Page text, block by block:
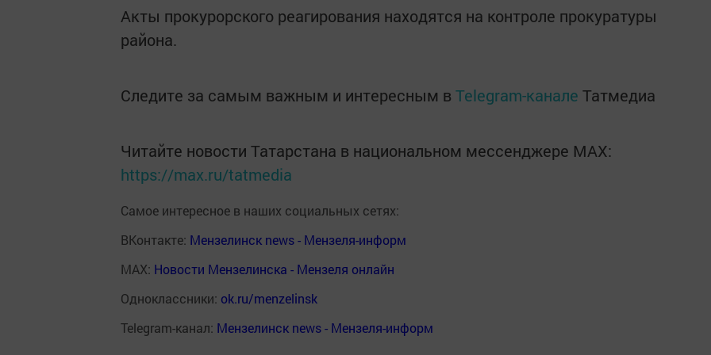
Акты прокурорского реагирования находятся на контроле прокуратуры
района.
Следите за самым важным и интересным в Telegram-канале Татмедиа
Читайте новости Татарстана в национальном мессенджере MАХ:
https://max.ru/tatmedia
Самое интересное в наших социальных сетях:
ВКонтакте: Мензелинск news - Мензеля-информ
MAX: Новости Мензелинска - Мензеля онлайн
Одноклассники: ok.ru/menzelinsk
Telegram-канал: Мензелинск news - Мензеля-информ